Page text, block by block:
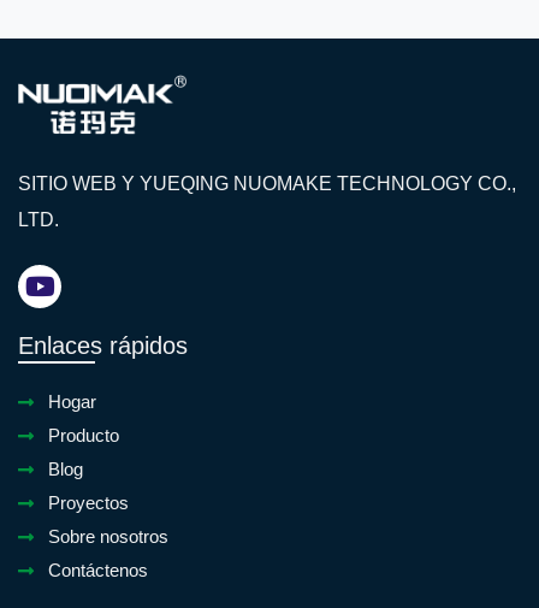
SITIO WEB Y YUEQING NUOMAKE TECHNOLOGY CO.,
LTD.
Enlaces rápidos
Hogar
Producto
Blog
Proyectos
Sobre nosotros
Contáctenos